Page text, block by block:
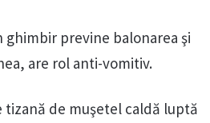
ghimbir previne balonarea şi
are rol anti-vomitiv.
tizană de muşetel caldă luptă